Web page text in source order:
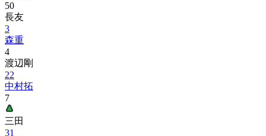
50
長友
3
森重
4
渡辺剛
22
中村拓
7
三田
31